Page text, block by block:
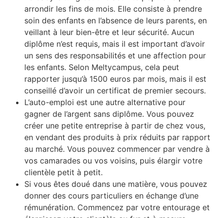
arrondir les fins de mois. Elle consiste à prendre
soin des enfants en l’absence de leurs parents, en
veillant à leur bien-être et leur sécurité. Aucun
diplôme n’est requis, mais il est important d’avoir
un sens des responsabilités et une affection pour
les enfants. Selon Meltycampus, cela peut
rapporter jusqu’à 1500 euros par mois, mais il est
conseillé d’avoir un certificat de premier secours.
L’auto-emploi est une autre alternative pour
gagner de l’argent sans diplôme. Vous pouvez
créer une petite entreprise à partir de chez vous,
en vendant des produits à prix réduits par rapport
au marché. Vous pouvez commencer par vendre à
vos camarades ou vos voisins, puis élargir votre
clientèle petit à petit.
Si vous êtes doué dans une matière, vous pouvez
donner des cours particuliers en échange d’une
rémunération. Commencez par votre entourage et